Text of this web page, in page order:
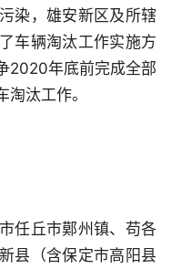
染，雄安新区及所辖
车辆淘汰工作实施方
2020年底前完成全部
汰工作。
任丘市鄚州镇、苟各
县（含保定市高阳县